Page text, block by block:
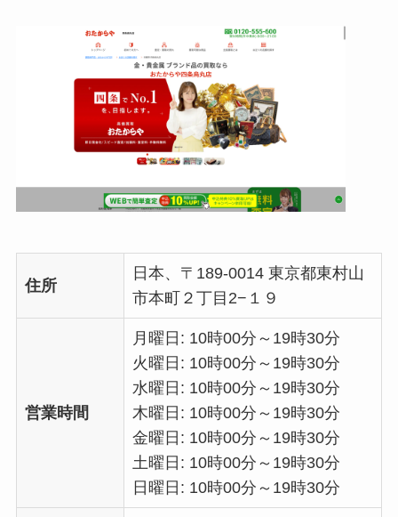
住所
日本、〒189-0014 東京都東村山
市本町２丁目2−１９
営業時間
月曜日: 10時00分～19時30分
火曜日: 10時00分～19時30分
水曜日: 10時00分～19時30分
木曜日: 10時00分～19時30分
金曜日: 10時00分～19時30分
土曜日: 10時00分～19時30分
日曜日: 10時00分～19時30分